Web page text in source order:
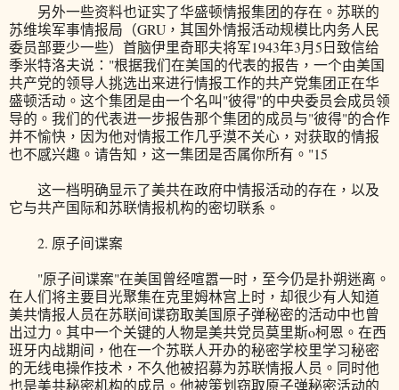
另外一些资料也证实了华盛顿情报集团的存在。苏联的
苏维埃军事情报局（GRU，其国外情报活动规模比内务人民
委员部要少一些）首脑伊里奇耶夫将军1943年3月5日致信给
季米特洛夫说："根据我们在美国的代表的报告，一个由美国
共产党的领导人挑选出来进行情报工作的共产党集团正在华
盛顿活动。这个集团是由一个名叫"彼得"的中央委员会成员领
导的。我们的代表进一步报告那个集团的成员与"彼得"的合作
并不愉快，因为他对情报工作几乎漠不关心，对获取的情报
也不感兴趣。请告知，这一集团是否属你所有。"15
这一档明确显示了美共在政府中情报活动的存在，以及
它与共产国际和苏联情报机构的密切联系。
2. 原子间谍案
"原子间谍案"在美国曾经喧嚣一时，至今仍是扑朔迷离。
在人们将主要目光聚集在克里姆林宫上时，却很少有人知道
美共情报人员在苏联间谍窃取美国原子弹秘密的活动中也曾
出过力。其中一个关键的人物是美共党员莫里斯o柯恩。在西
班牙内战期间，他在一个苏联人开办的秘密学校里学习秘密
的无线电操作技术，不久他被招募为苏联情报人员。同时他
也是美共秘密机构的成员。他被策划窃取原子弹秘密活动的